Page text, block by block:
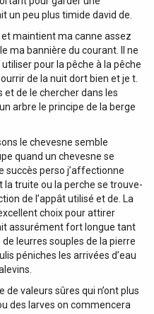
un peu plus timide david de.
maintient ma canne assez
ma bannière du courant. Il ne
pour la pêche à la pêche
de la nuit dort bien et je t.
et de le chercher dans les
arbre le principe de la berge
le chevesne semble
quand un chevesne se
succès perso j’affectionne
la truite ou la perche se trouve-
de l’appât utilisé et de. La
choix pour attirer
assurément fort longue tant
de leurres souples de la pierre
péniches les arrivées d’eau
valeurs sûres qui n’ont plus
des larves on commencera